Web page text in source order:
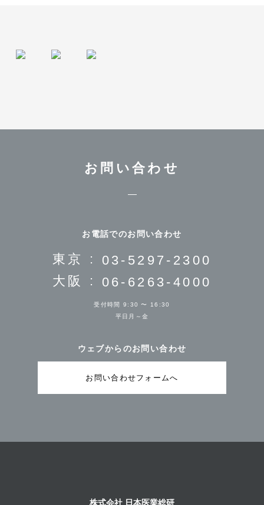
お問い合わせ
お電話でのお問い合わせ
東京 : 03-5297-2300
大阪 : 06-6263-4000
受付時間 9:30 〜 16:30
平日月～金
ウェブからのお問い合わせ
お問い合わせフォームへ
株式会社 日本医業総研